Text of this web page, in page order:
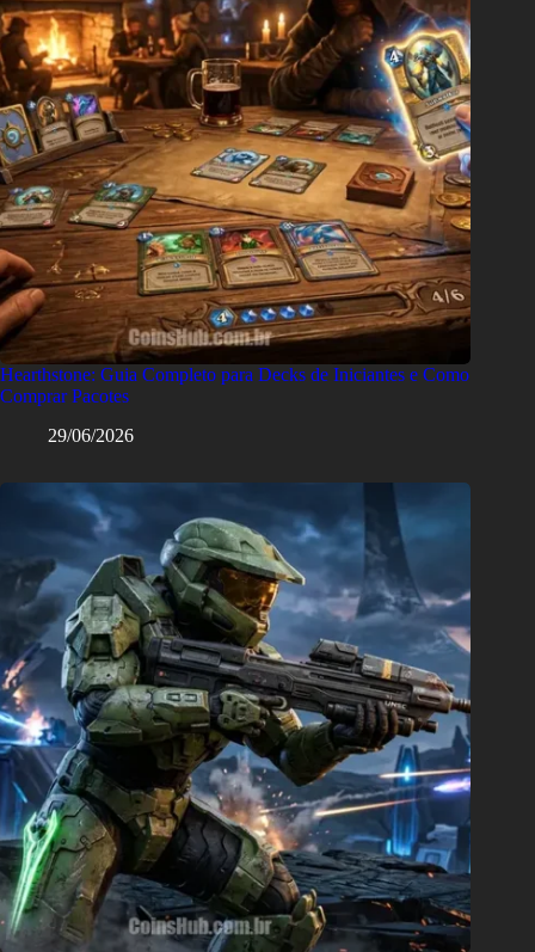
Hearthstone: Guia Completo para Decks de Iniciantes e Como
Comprar Pacotes
29/06/2026